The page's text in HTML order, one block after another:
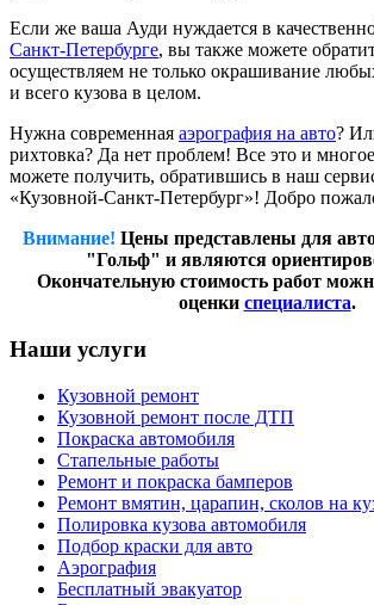
Если же ваша Ауди нуждается в
Санкт-Петербурге, вы также можете
осуществляем не только окрашивание
и всего кузова в целом.
Нужна современная аэрография на авто?
рихтовка? Да нет проблем! Все это и
можете получить, обратившись в наш
«Кузовной-Санкт-Петербург»! Добро
Внимание! Цены представлены для
"Гольф" и являются
Окончательную стоимость работ
оценки специалиста.
Наши услуги
Кузовной ремонт
Кузовной ремонт после ДТП
Покраска автомобиля
Стапельные работы
Ремонт и покраска бамперов
Ремонт вмятин, царапин, сколов на
Полировка кузова автомобиля
Подбор краски для авто
Аэрография
Бесплатный эвакуатор